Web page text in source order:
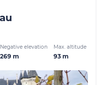
Negative elevation
269 m
Max. altitude
93 m